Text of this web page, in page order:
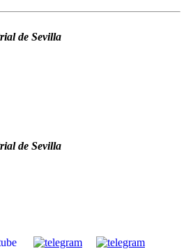
de Sevilla
de Sevilla